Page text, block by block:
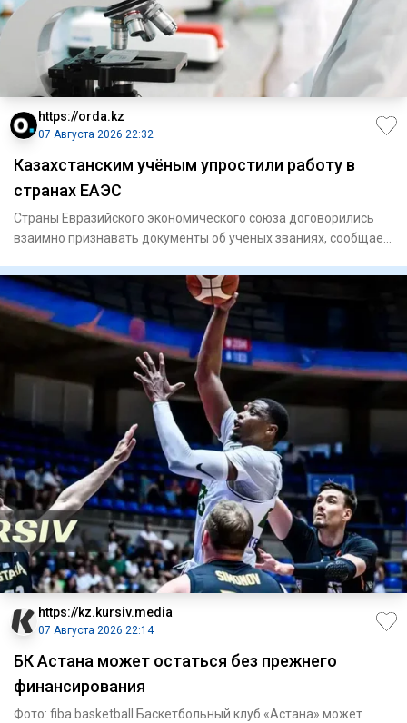
https://orda.kz
07 Августа 2026 22:32
Казахстанским учёным упростили работу в
странах ЕАЭС
Страны Евразийского экономического союза договорились
взаимно признавать документы об учёных званиях, сообщает
https://kz.kursiv.media
07 Августа 2026 22:14
БК Астана может остаться без прежнего
финансирования
Фото: fiba.basketball Баскетбольный клуб «Астана» может